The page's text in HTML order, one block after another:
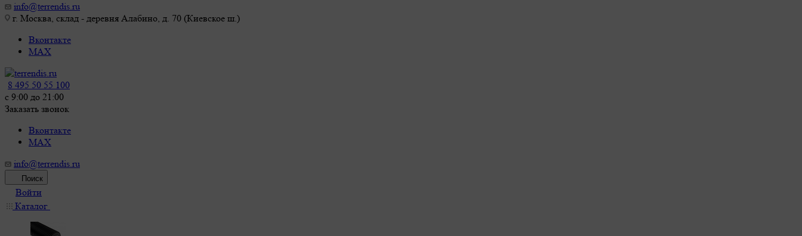
info@terrendis.ru
г. Москва, склад - деревня Алабино, д. 70 (Киевское ш.)
Вконтакте
MAX
8 495 50 55 100
c 9:00 до 21:00
Заказать звонок
Вконтакте
MAX
info@terrendis.ru
Поиск
Войти
Каталог